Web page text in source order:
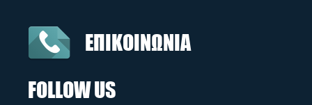
ΕΠΙΚΟΙΝΩΝΙΑ
FOLLOW US